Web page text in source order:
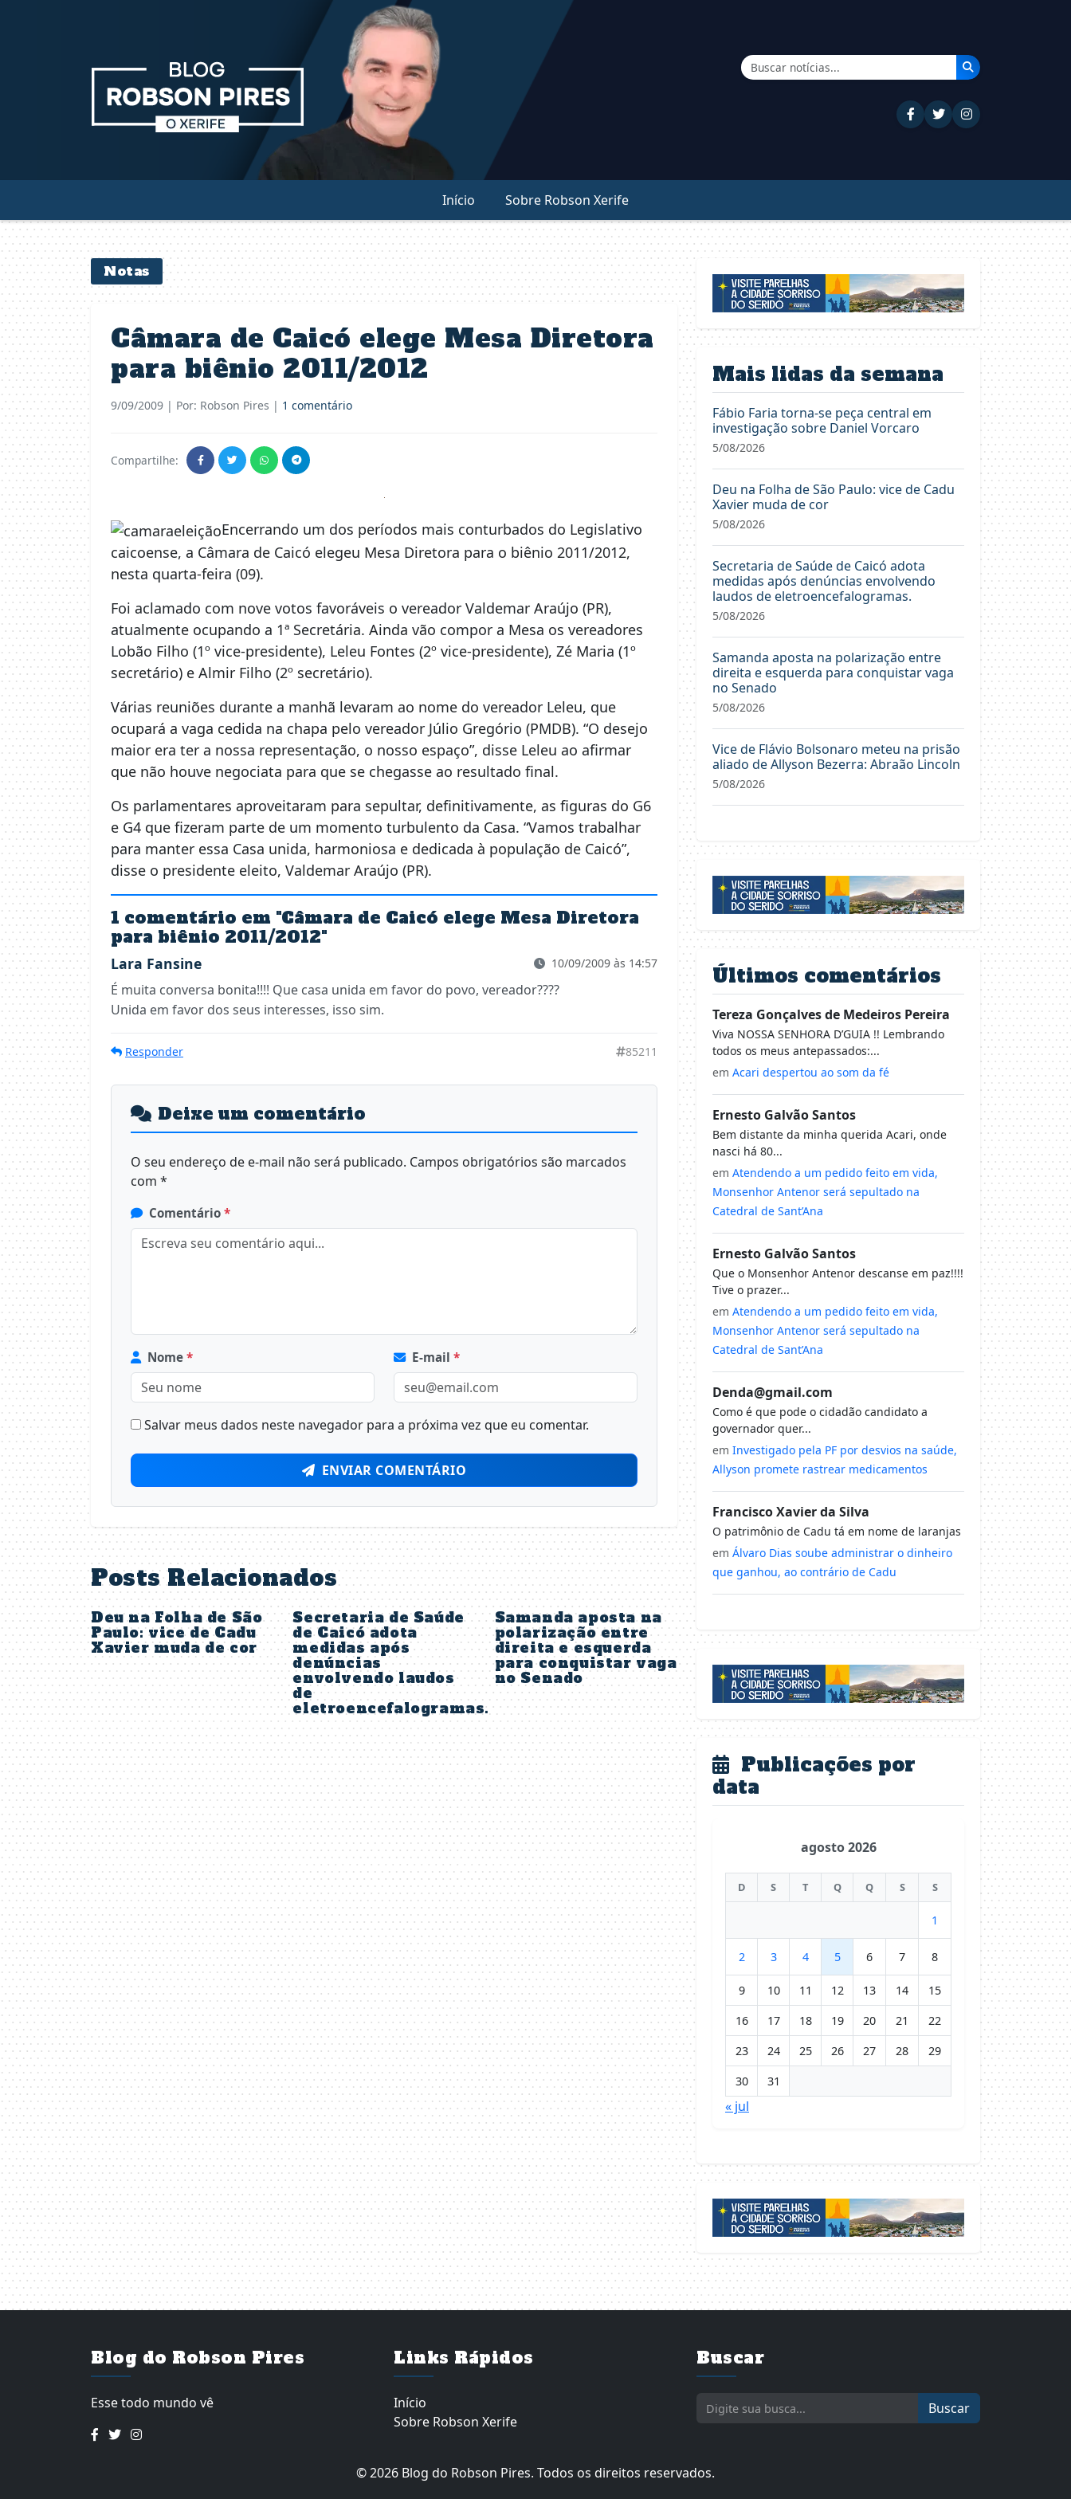
Início Sobre Robson Xerife
Notas
Câmara de Caicó elege Mesa Diretora
para biênio 2011/2012
9/09/2009 | Por: Robson Pires | 1 comentário
Compartilhe:
Encerrando um dos períodos mais conturbados do Legislativo
caicoense, a Câmara de Caicó elegeu Mesa Diretora para o biênio 2011/2012,
nesta quarta-feira (09).
Foi aclamado com nove votos favoráveis o vereador Valdemar Araújo (PR),
atualmente ocupando a 1ª Secretária. Ainda vão compor a Mesa os vereadores
Lobão Filho (1º vice-presidente), Leleu Fontes (2º vice-presidente), Zé Maria (1º
secretário) e Almir Filho (2º secretário).
Várias reuniões durante a manhã levaram ao nome do vereador Leleu, que
ocupará a vaga cedida na chapa pelo vereador Júlio Gregório (PMDB). “O desejo
maior era ter a nossa representação, o nosso espaço”, disse Leleu ao afirmar
que não houve negociata para que se chegasse ao resultado final.
Os parlamentares aproveitaram para sepultar, definitivamente, as figuras do G6
e G4 que fizeram parte de um momento turbulento da Casa. “Vamos trabalhar
para manter essa Casa unida, harmoniosa e dedicada à população de Caicó”,
disse o presidente eleito, Valdemar Araújo (PR).
1 comentário em "Câmara de Caicó elege Mesa Diretora
para biênio 2011/2012"
Lara Fansine 10/09/2009 às 14:57
É muita conversa bonita!!!! Que casa unida em favor do povo, vereador????
Unida em favor dos seus interesses, isso sim.
Responder 85211
Deixe um comentário
O seu endereço de e-mail não será publicado. Campos obrigatórios são marcados
com *
Comentário *
Nome * E-mail *
Salvar meus dados neste navegador para a próxima vez que eu comentar.
ENVIAR COMENTÁRIO
Posts Relacionados
Deu na Folha de São
Paulo: vice de Cadu
Xavier muda de cor
Secretaria de Saúde
de Caicó adota
medidas após
denúncias
envolvendo laudos
de
eletroencefalogramas.
Samanda aposta na
polarização entre
direita e esquerda
para conquistar vaga
no Senado
Mais lidas da semana
Fábio Faria torna-se peça central em
investigação sobre Daniel Vorcaro
5/08/2026
Deu na Folha de São Paulo: vice de Cadu
Xavier muda de cor
5/08/2026
Secretaria de Saúde de Caicó adota
medidas após denúncias envolvendo
laudos de eletroencefalogramas.
5/08/2026
Samanda aposta na polarização entre
direita e esquerda para conquistar vaga
no Senado
5/08/2026
Vice de Flávio Bolsonaro meteu na prisão
aliado de Allyson Bezerra: Abraão Lincoln
5/08/2026
Últimos comentários
Tereza Gonçalves de Medeiros Pereira
Viva NOSSA SENHORA D’GUIA !! Lembrando
todos os meus antepassados:...
em Acari despertou ao som da fé
Ernesto Galvão Santos
Bem distante da minha querida Acari, onde
nasci há 80...
em Atendendo a um pedido feito em vida,
Monsenhor Antenor será sepultado na
Catedral de Sant’Ana
Ernesto Galvão Santos
Que o Monsenhor Antenor descanse em paz!!!!
Tive o prazer...
em Atendendo a um pedido feito em vida,
Monsenhor Antenor será sepultado na
Catedral de Sant’Ana
Denda@gmail.com
Como é que pode o cidadão candidato a
governador quer...
em Investigado pela PF por desvios na saúde,
Allyson promete rastrear medicamentos
Francisco Xavier da Silva
O patrimônio de Cadu tá em nome de laranjas
em Álvaro Dias soube administrar o dinheiro
que ganhou, ao contrário de Cadu
Publicações por
data
agosto 2026
D S T Q Q S S
1
2 3 4 5 6 7 8
9 10 11 12 13 14
15
16
17 18 19 20 21
22
23
24 25 26 27 28
29
30
31
« jul
Blog do Robson Pires
Esse todo mundo vê
Links Rápidos
Início
Sobre Robson Xerife
Buscar
Buscar
© 2026 Blog do Robson Pires. Todos os direitos reservados.